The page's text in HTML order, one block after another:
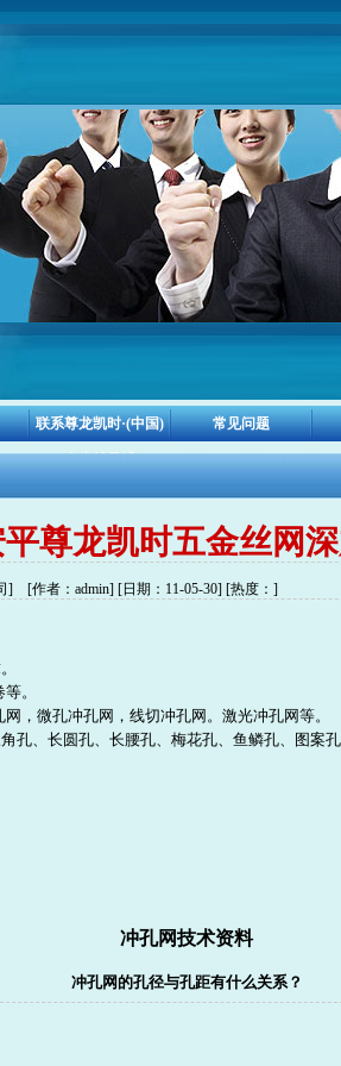
联系尊龙凯时·(中国)
人生就是搏
常见问题
尊龙凯时五金丝网
[作者：admin] [日期：11-05-30] [热度： ]
。
，微孔冲孔网，线切冲孔网。激光冲孔网等。
孔、长圆孔、长腰孔、梅花孔、鱼鳞孔、图案
冲孔网技术资料
冲孔网 的孔径与孔距有什么关系？